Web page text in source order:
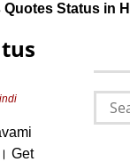
Quotes Status in
Get
for: